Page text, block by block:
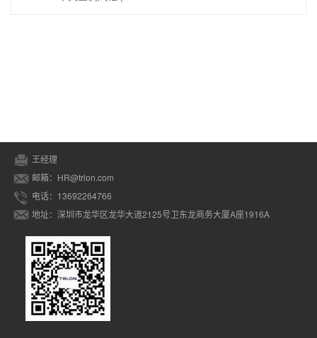
王经理
邮箱：HR@trlon.com
电话：13692264766
地址：深圳市龙华区龙华大道2125号卫东龙商务大厦A座1916A